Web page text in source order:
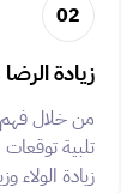
02
زيادة الرضا
من خلال فهم
تلبية
زيادة